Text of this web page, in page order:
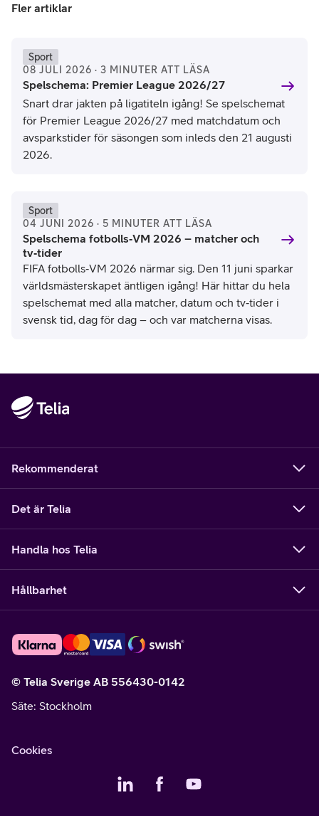
Fler artiklar
Sport
08 JULI 2026 · 3 MINUTER ATT LÄSA
Spelschema: Premier League 2026/27
Snart drar jakten på ligatiteln igång! Se spelschemat
för Premier League 2026/27 med matchdatum och
avsparkstider för säsongen som inleds den 21 augusti
2026.
Sport
04 JUNI 2026 · 5 MINUTER ATT LÄSA
Spelschema fotbolls‑VM 2026 – matcher och
tv‑tider
FIFA fotbolls‑VM 2026 närmar sig. Den 11 juni sparkar
världsmästerskapet äntligen igång! Här hittar du hela
spelschemat med alla matcher, datum och tv‑tider i
svensk tid, dag för dag – och var matcherna visas.
Rekommenderat
Det är Telia
Handla hos Telia
Hållbarhet
© Telia Sverige AB 556430-0142
Säte: Stockholm
Cookies